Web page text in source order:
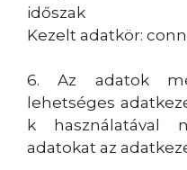
időszak
Kezelt adatkör:
6. Az adatok
lehetséges
k használatával
adatokat az